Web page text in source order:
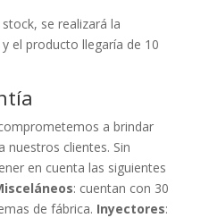
se realizará la
el producto llegaría de 10
a brindar
nuestros clientes. Sin
en cuenta las siguientes
: cuentan con 30
de fábrica. Inyectores: